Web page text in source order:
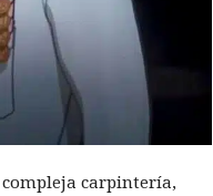
carpintería,